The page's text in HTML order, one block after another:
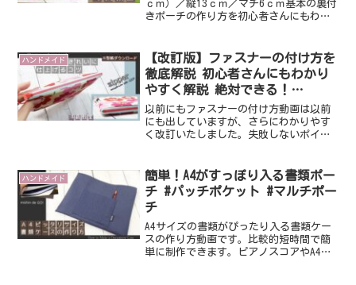
ｃｍ）／縦13ｃｍ／マチ6ｃｍ基本の裏付
きポーチの作り方を初心者さんにもわか
用しました。型紙はこちらから無料ダウ
ンロードして...
ハンドメイド
【改訂版】ファスナーの付け方を
徹底解説 初心者さんにもわかり
やすく解説 絶対できる！
film.046
以前にもファスナーの付け方動画は以前
にも出していますが、さらにわかりやす
く改訂いたしました。失敗しないポイン
ジしてみて下さいね。【出来上がり
size】横21㎝×縦16㎝...
ハンドメイド
簡単！A4がすっぽり入る書類ポー
チ #パッチポケット #マルチポー
チ
A4サイズの書類がぴったり入る書類ケー
スの作り方動画です。比較的短時間で簡
単に制作できます。ピアノスコアやA4ク